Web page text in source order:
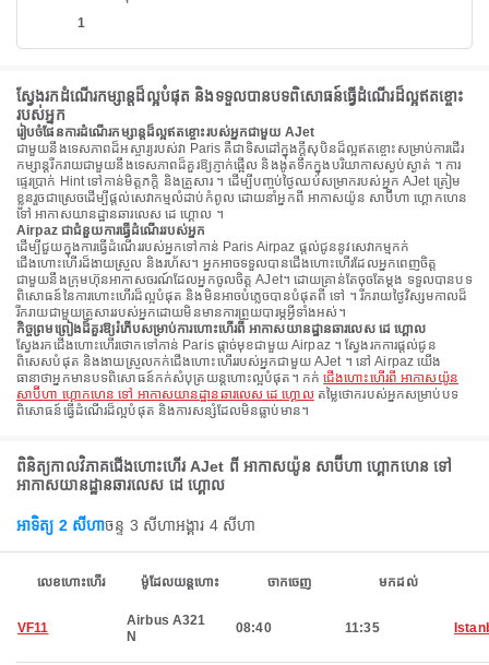
1
ស្វែងរកដំណើរកម្សាន្តដ៏ល្អបំផុត និងទទួលបានបទពិសោធន៍ធ្វើដំណើរដ៏ល្អឥតខ្ចោះ
របស់អ្នក
រៀបចំផែនការដំណើរកម្សាន្តដ៏ល្អឥតខ្ចោះរបស់អ្នកជាមួយ AJet
ជាមួយនឹងទេសភាពដ៏អស្ចារ្យរបស់វា Paris គឺជាទិសដៅក្នុងក្តីសុបិនដ៏ល្អឥតខ្ចោះសម្រាប់ការដើរ
កម្សាន្តរីករាយជាមួយនឹងទេសភាពដ៏គួរឱ្យភ្ញាក់ផ្អើល និងងូតទឹកក្នុងបរិយាកាសស្ងប់ស្ងាត់ ។ ការ
ផ្ទេរប្រាក់ Hint ទៅកាន់មិត្តភក្តិ និងគ្រួសារ ។ ដើម្បីបញ្ចប់ថ្ងៃឈប់សម្រាករបស់អ្នក AJet ត្រៀម
ខ្លួនរួចជាស្រេចដើម្បីផ្តល់សេវាកម្មលំដាប់កំពូល ដោយនាំអ្នកពី អាកាសយ៉ូន សាប៊ីហា ហ្គោកហេន
ទៅ អាកាសយានដ្ឋានឆារលេស ដេ ហ្គោល ។
Airpaz ជាជំនួយការធ្វើដំណើររបស់អ្នក
ដើម្បីជួយក្នុងការធ្វើដំណើររបស់អ្នកទៅកាន់ Paris Airpaz ផ្តល់ជូននូវសេវាកម្មកក់
ជើងហោះហើរដ៏ងាយស្រួល និងរហ័ស។ អ្នកអាចទទួលបានជើងហោះហើរដែលអ្នកពេញចិត្ត
ជាមួយនឹងក្រុមហ៊ុនអាកាសចរណ៍ដែលអ្នកចូលចិត្ត AJet។ ដោយគ្រាន់តែចុចតែម្តង ទទួលបានបទ
ពិសោធន៍នៃការហោះហើរដ៏ល្អបំផុត និងមិនអាចបំភ្លេចបានបំផុតពី ទៅ ។ រីករាយថ្ងៃវិស្សមកាលដ៏
រីករាយជាមួយគ្រួសាររបស់អ្នកដោយមិនមានការព្រួយបារម្ភអ្វីទាំងអស់។
កិច្ចព្រមព្រៀងដ៏គួរឱ្យរំភើបសម្រាប់ការហោះហើរពី អាកាសយានដ្ឋានឆារលេស ដេ ហ្គោល
ស្វែងរកជើងហោះហើរថោកទៅកាន់ Paris ផ្តាច់មុខជាមួយ Airpaz ។ ស្វែងរកការផ្តល់ជូន
ពិសេសបំផុត និងងាយស្រួលកក់ជើងហោះហើររបស់អ្នកជាមួយ AJet ។ នៅ Airpaz យើង
ធានាថាអ្នកមានបទពិសោធន៍កក់សំបុត្រយន្តហោះល្អបំផុត។ កក់ជើងហោះហើរពី អាកាសយ៉ូន
សាប៊ីហា ហ្គោកហេន ទៅ អាកាសយានដ្ឋានឆារលេស ដេ ហ្គោលតម្លៃថោករបស់អ្នកសម្រាប់បទ
ពិសោធន៍ធ្វើដំណើរដ៏ល្អបំផុត និងការសន្សំដែលមិនធ្លាប់មាន។
ពិនិត្យកាលវិភាគជើងហោះហើរ AJet ពី អាកាសយ៉ូន សាប៊ីហា ហ្គោកហេន ទៅ
អាកាសយានដ្ឋានឆារលេស ដេ ហ្គោល
អាទិត្យ 2 សីហាចន្ទ 3 សីហាអង្គារ 4 សីហា
លេខហោះហើរ ម៉ូដែលយន្តហោះ ចាកចេញ មកដល់
VF11
Airbus A321
N
08:40 11:35